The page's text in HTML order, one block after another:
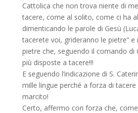
Cattolica che non trova niente di
tacere, come al solito, come ci ha
dimenticando le parole di Gesù
tacerete voi, grideranno le pietre” e
pietre che, seguendo il comando di
più disposte a tacere!!!
E seguendo l’indicazione di S.
mille lingue perché a forza di
marcito!
Certo, affermo con forza che,